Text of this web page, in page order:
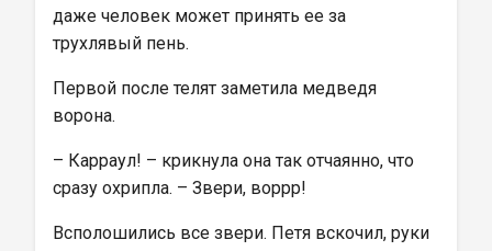
даже человек может принять ее за
трухлявый пень.
Первой после телят заметила медведя
ворона.
– Карраул! – крикнула она так отчаянно, что
сразу охрипла. – Звери, воррр!
Всполошились все звери. Петя вскочил, руки